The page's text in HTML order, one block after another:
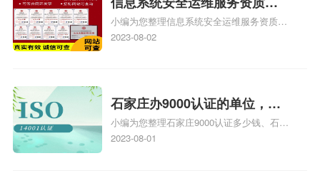
级费用，信息系统安全运维服
务资质二级
小编为您整理信息系统安全运维服务资质认
证证书机构有哪些、安全运维服务资质的费
体系认证知识，详情可查看下方正文！
2023-08-02
石家庄办9000认证的单位，石
家庄9000认证的公司
小编为您整理石家庄9000认证多少钱、石家
庄9000认证价格多少钱、石家庄9000认证
2023-08-01